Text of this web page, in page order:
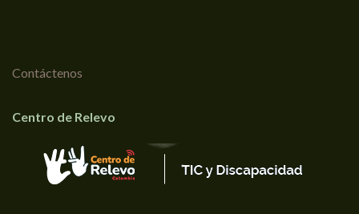
Contáctenos
Centro de Relevo